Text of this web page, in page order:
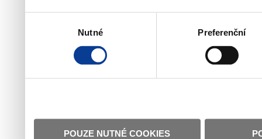
Nutné Preferenční
POUZE NUTNÉ COOKIES